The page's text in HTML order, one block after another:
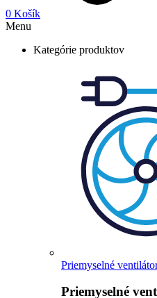
0 Košík
Menu
Kategórie produktov
Priemyselné
Priemyselné